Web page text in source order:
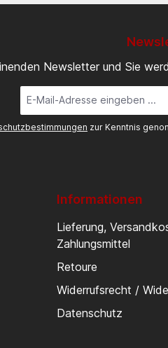
Newsletter und Sie
Mail-
zur Kenntnis
Informationen
Lieferung,
Zahlungsmittel
Retoure
Widerrufsrecht /
Datenschutz